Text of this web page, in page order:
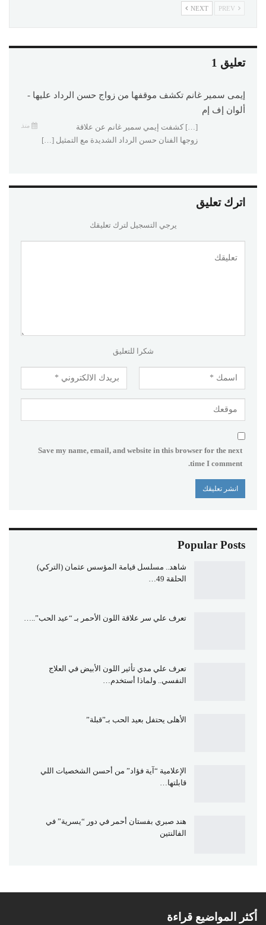
NEXT
تعليق 1
إيمى سمير غانم تكشف موقفها من زواج حسن الرداد عليها -
ألوان إف إم
منذ
[…] كشفت إيمي سمير غانم عن علاقة
زوجها الفنان حسن الرداد الشديدة مع التمثيل […]
اترك تعليق
يرجي التسجيل لترك تعليقك
شكرا للتعليق
Save my name, email, and website in this browser for the next
time I comment.
Popular Posts
شاهد.. مسلسل قيامة المؤسس عثمان (التركي)
الحلقة 49…
تعرف علي سر علاقة اللون الأحمر بـ “عيد الحب”..…
تعرف علي مدي تأثير اللون الأبيض في العلاج
النفسي.. ولماذا أستخدم…
الأهلى يحتفل بعيد الحب بـ”قبلة”
الإعلامية “آية فؤاد” من أحسن الشخصيات اللي
قابلتها…
هند صبري بفستان أحمر في دور “يسرية” في
الفالنتين
أكثر المواضيع قراءة